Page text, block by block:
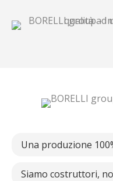
Una produzione
Siamo costruttori,